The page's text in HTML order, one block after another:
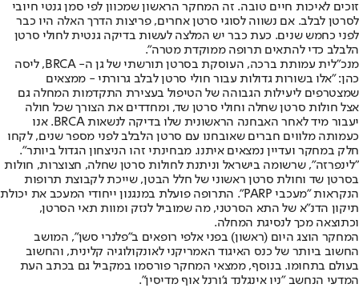
זוכים לאיכות חיים טובה. זה המחקר הראשון שמכוון לפי סמן גנטי חיובי
לסרטן לבלב. אם נשווה לסוגי סרטן אחרים, פריצות הדרך האלה היו כבר
לפני כחמש שנים. כעת כבר יש המלצה לעשות בדיקה גנטית לחולי סרטן
הלבלב כדי להתאים תרופה ממוקדת מטרה".
מנכ"לית עמותת ברכה, העוסקת בסרטן תורשתי של גן ה- BRCA, ליסה
כהן: "אלו בשורות גדולות עבור חולי סרטן לבלב גרורתי - ממצאים
שמצטרפים ליעילות הגבוהה של הטיפול בעצירת התקדמות המחלה גם
אצל חולות סרטן שחלה וחולי סרטן שד, ומחדדים את הצורך שכל חולה
יעבור מיד לאחר האבחנה הראשונית שלו בדיקה לנשאות BRCA. אנו
כעמותה מלווים חברים שאובחנו עם סרטן הלבלב לפני מספר שנים, לקחו
חלק במחקר ועדיין נמצאים איתנו. מבחינתי זהו הניצחון הגדול ביותר".
"לינפרזה", שרשומה בישראל וניתנת לחולות סרטן שחלה, חצוצרות, חולות
בסרטן שד וחולת סרטן ראשוני של חלל הבטן, שייכת לקבוצת תרופות
הנקראות "מעכבי PARP". התרופה פועלת במנגנון ייחודי המעכב את יכולת
תיקון הדנ"א של התא הסרטני, מה שמוביל לנזק ומוות תאי הסרטן,
וכתוצאה מכך לנסיגת המחלה.
המחקר הוצג היום (ראשון) בפני אלפי רופאים ב"פלנרי סשן", המושב
החשוב ביותר של כנס האיגוד האמריקני לאונקולוגיה קלינית, והחשוב
בעולם בתחומו. בנוסף, ממצאי המחקר פורסמו במקביל גם בכתב העת
המדעי הנחשב "ניו אינגלנד ג'ורנל אוף מדיסין".